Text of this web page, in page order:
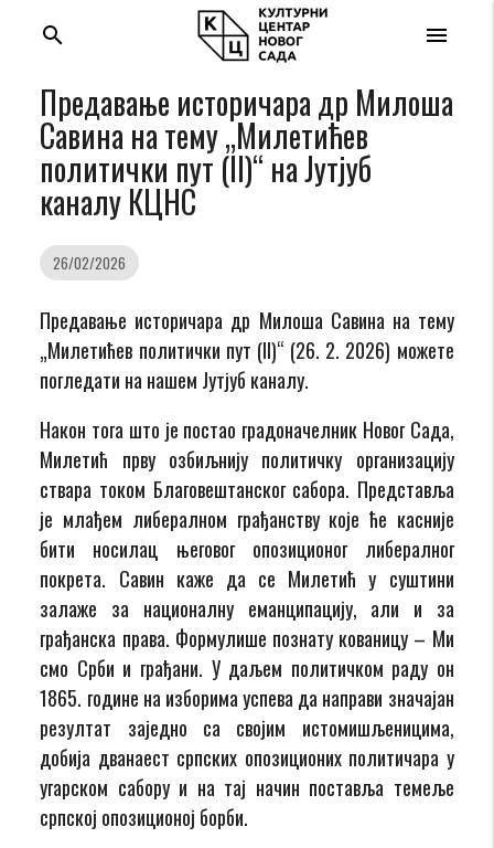
menu
search
Предавање историчара др Милоша
Савина на тему „Милетићев
политички пут (II)“ на Јутјуб
каналу КЦНС
26/02/2026
Предавање историчара др Милоша Савина на тему
„Милетићев политички пут (II)“ (26. 2. 2026) можете
погледати на нашем Јутјуб каналу.
Након тога што је постао градоначелник Новог Сада,
Милетић прву озбиљнију политичку организацију
ствара током Благовештанског сабора. Представља
је млађем либералном грађанству које ће касније
бити носилац његовог опозиционог либералног
покрета. Савин каже да се Милетић у суштини
залаже за националну еманципацију, али и за
грађанска права. Формулише познату кованицу – Ми
смо Срби и грађани. У даљем политичком раду он
1865. године на изборима успева да направи значајан
резултат заједно са својим истомишљеницима,
добија дванаест српских опозиционих политичара у
угарском сабору и на тај начин поставља темеље
српској опозиционој борби.